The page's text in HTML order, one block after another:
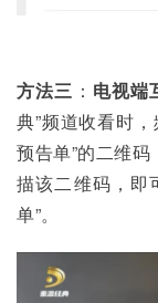
方法三 ： 电视端
典”频道收看时
预告单”的二维
描该二维码，即
单”。